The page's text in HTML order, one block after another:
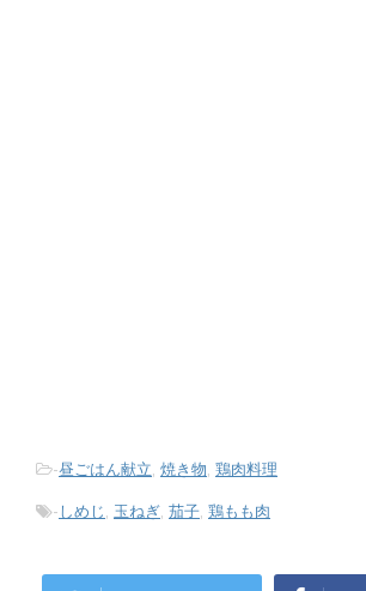
-昼ごはん献立, 焼き物, 鶏肉料理
-しめじ, 玉ねぎ, 茄子, 鶏もも肉